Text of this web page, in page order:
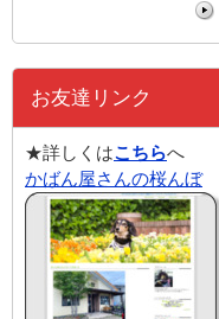
お友達リンク
★詳しくはこちらへ
かばん屋さんの桜んぼ